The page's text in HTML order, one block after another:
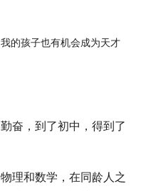
奋，到了初中，得到了
理和数学，在同龄人之